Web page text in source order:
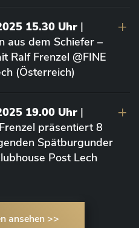
15.30 Uhr |
aus dem Schiefer –
Ralf Frenzel @FINE
(Österreich)
19.00 Uhr |
präsentiert 8
Spätburgunder
Post Lech
ansehen >>